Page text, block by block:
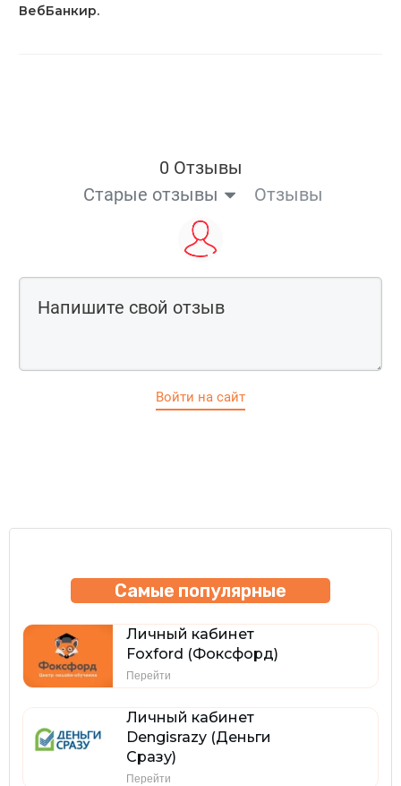
ВебБанкир.
0 Отзывы
Старые отзывы
Отзывы
Войти на сайт
Самые популярные
Личный кабинет
Foxford (Фоксфорд)
Перейти
Личный кабинет
Dengisrazy (Деньги
Сразу)
Перейти